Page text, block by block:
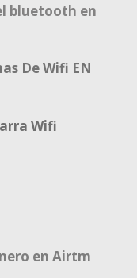
bluetooth en
De Wifi EN
Wifi
en Airtm